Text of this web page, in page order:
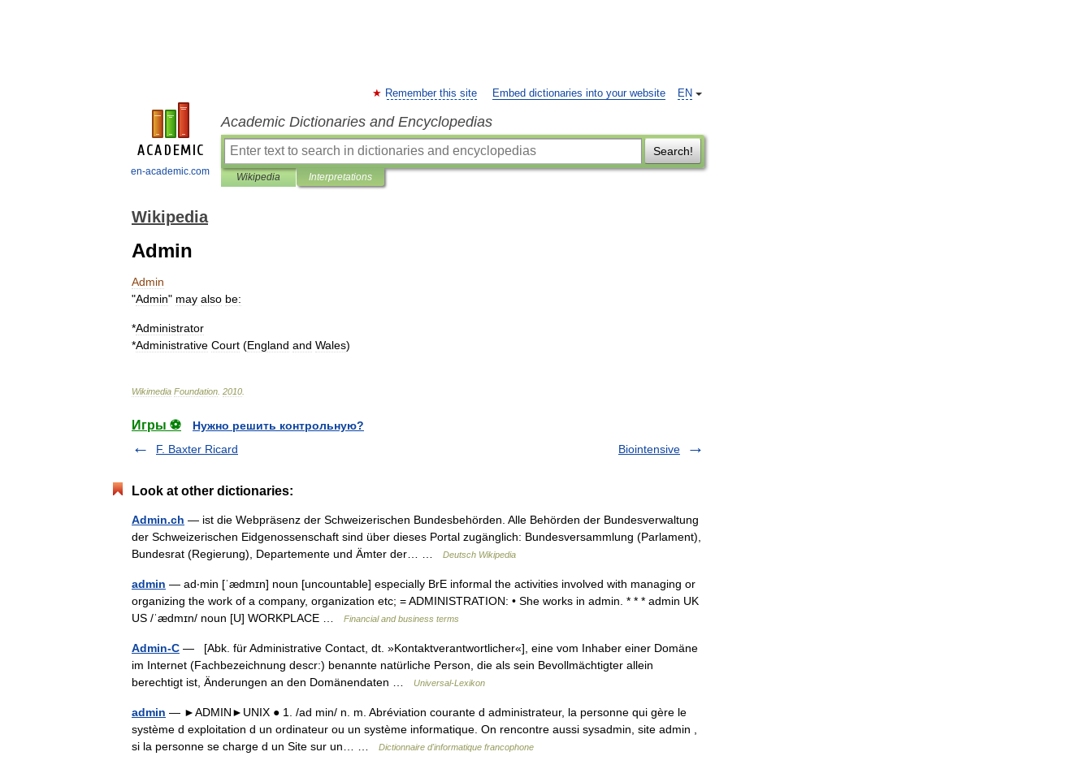
en-academic.com
EN
Remember this site Embed dictionaries into your website
Academic Dictionaries and Encyclopedias
Search!
Wikipedia Interpretations
Wikipedia
Admin
Admin
"Admin" may also be:
*Administrator
*Administrative Court (England and Wales)
Wikimedia Foundation 2010
Игры ⚽
Нужно решить контрольную?
F. Baxter Ricard
Biointensive
Look at other dictionaries:
Admin.ch — ist die Webpräsenz der Schweizerischen Bundesbehörden. Alle Behörden der Bundesverwaltung
der Schweizerischen Eidgenossenschaft sind über dieses Portal zugänglich: Bundesversammlung (Parlament),
Bundesrat (Regierung), Departemente und Ämter der… …
Deutsch Wikipedia
admin — ad‧min [ˈædmɪn] noun [uncountable] especially BrE informal the activities involved with managing or
organizing the work of a company, organization etc; = ADMINISTRATION: • She works in admin. * * * admin UK
US /ˈædmɪn/ noun [U] WORKPLACE …
Financial and business terms
Admin-C — [Abk. für Administrative Contact, dt. »Kontaktverantwortlicher«], eine vom Inhaber einer Domäne
im Internet (Fachbezeichnung descr:) benannte natürliche Person, die als sein Bevollmächtigter allein
berechtigt ist, Änderungen an den Domänendaten …
Universal-Lexikon
admin — ►ADMIN►UNIX ● 1. /ad min/ n. m. Abréviation courante d administrateur, la personne qui gère le
système d exploitation d un ordinateur ou un système informatique. On rencontre aussi sysadmin, site admin ,
si la personne se charge d un Site sur un… …
Dictionnaire d'informatique francophone